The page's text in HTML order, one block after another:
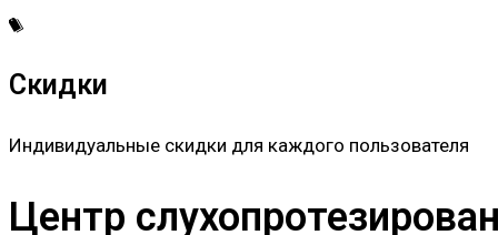
Скидки
Индивидуальные скидки для каждого пользователя
Центр